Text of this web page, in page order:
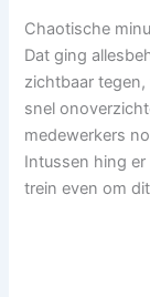
Chaotische
Dat ging
zichtbaar
snel
medewerkers
Intussen hing
trein even om